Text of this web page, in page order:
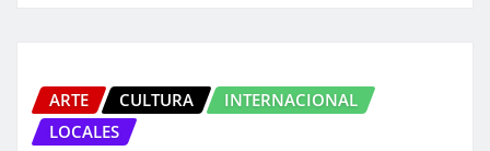
ARTE CULTURA
INTERNACIONAL
LOCALES